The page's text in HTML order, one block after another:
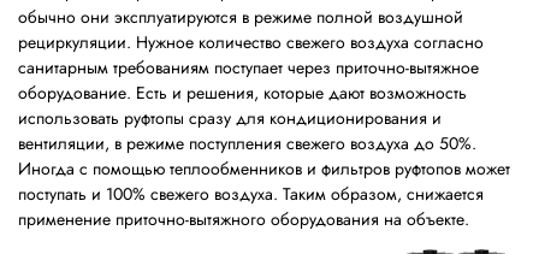
обычно они эксплуатируются в режиме полной воздушной
рециркуляции. Нужное количество свежего воздуха согласно
санитарным требованиям поступает через приточно-вытяжное
оборудование. Есть и решения, которые дают возможность
использовать руфтопы сразу для кондиционирования и
вентиляции, в режиме поступления свежего воздуха до 50%.
Иногда с помощью теплообменников и фильтров руфтопов может
поступать и 100% свежего воздуха. Таким образом, снижается
применение приточно-вытяжного оборудования на объекте.